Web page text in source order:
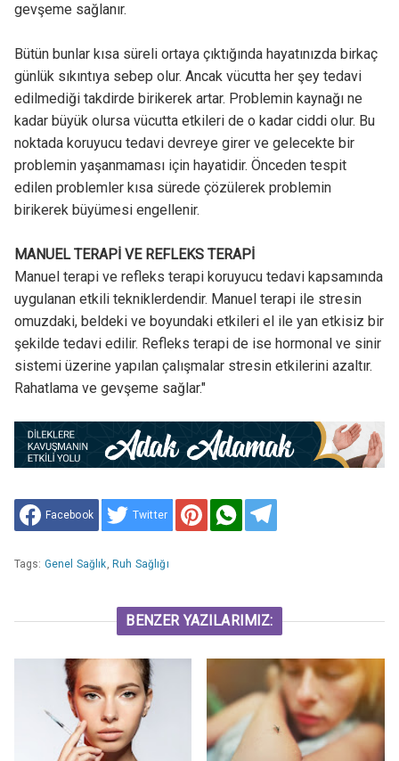
gevşeme sağlanır.
Bütün bunlar kısa süreli ortaya çıktığında hayatınızda birkaç
günlük sıkıntıya sebep olur. Ancak vücutta her şey tedavi
edilmediği takdirde birikerek artar. Problemin kaynağı ne
kadar büyük olursa vücutta etkileri de o kadar ciddi olur. Bu
noktada koruyucu tedavi devreye girer ve gelecekte bir
problemin yaşanmaması için hayatidir. Önceden tespit
edilen problemler kısa sürede çözülerek problemin
birikerek büyümesi engellenir.
MANUEL TERAPİ VE REFLEKS TERAPİ
Manuel terapi ve refleks terapi koruyucu tedavi kapsamında
uygulanan etkili tekniklerdendir. Manuel terapi ile stresin
omuzdaki, beldeki ve boyundaki etkileri el ile yan etkisiz bir
şekilde tedavi edilir. Refleks terapi de ise hormonal ve sinir
sistemi üzerine yapılan çalışmalar stresin etkilerini azaltır.
Rahatlama ve gevşeme sağlar."
Facebook Twitter
Tags: Genel Sağlık Ruh Sağlığı
BENZER YAZILARIMIZ: